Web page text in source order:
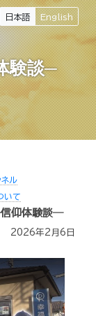
日本語 English
験談─
ル
いて
仰体験談─
2026年2月6日